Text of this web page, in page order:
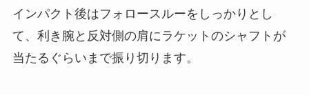
インパクト後はフォロースルーをしっかりとし
て、利き腕と反対側の肩にラケットのシャフトが
当たるぐらいまで振り切ります。